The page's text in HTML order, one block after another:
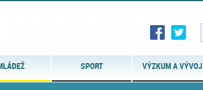
SPORT VÝZKUM A VÝVOJ